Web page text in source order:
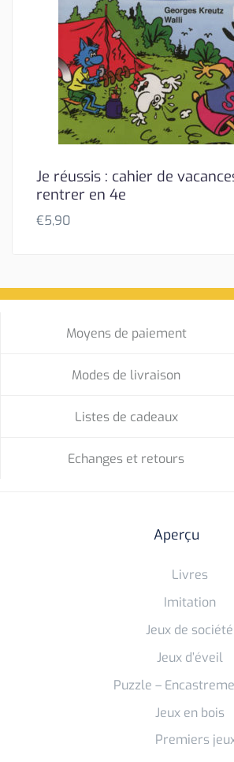
Je réussis : cahier de
rentrer en 4e
€5,90
Moyens de paiement
Modes de livraison
Listes de cadeaux
Echanges et retours
Aperçu
Livres
Imitation
Jeux de société
Jeux d’éveil
Puzzle –
Jeux en bois
Premiers